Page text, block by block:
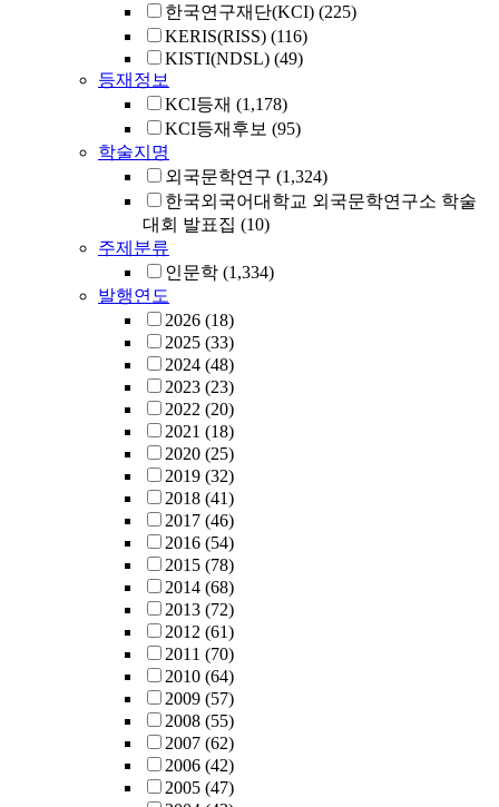
한국연구재단(KCI) (225)
KERIS(RISS) (116)
KISTI(NDSL) (49)
등재정보
KCI등재 (1,178)
KCI등재후보 (95)
학술지명
외국문학연구 (1,324)
한국외국어대학교 외국문학연구소 학술
대회 발표집 (10)
주제분류
인문학 (1,334)
발행연도
2026 (18)
2025 (33)
2024 (48)
2023 (23)
2022 (20)
2021 (18)
2020 (25)
2019 (32)
2018 (41)
2017 (46)
2016 (54)
2015 (78)
2014 (68)
2013 (72)
2012 (61)
2011 (70)
2010 (64)
2009 (57)
2008 (55)
2007 (62)
2006 (42)
2005 (47)